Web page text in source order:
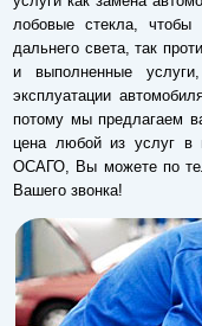
лобовые стекла,
дальнего света, так
и выполненные
эксплуатации
потому мы предлагаем
цена любой из услуг в
ОСАГО, Вы можете по
Вашего звонка!